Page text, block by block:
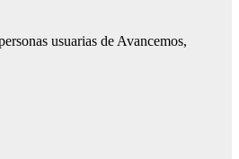
usuarias de Avancemos,